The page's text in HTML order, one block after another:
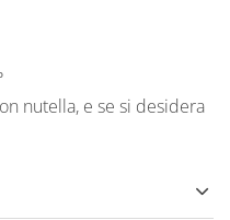
nutella, e se si desidera